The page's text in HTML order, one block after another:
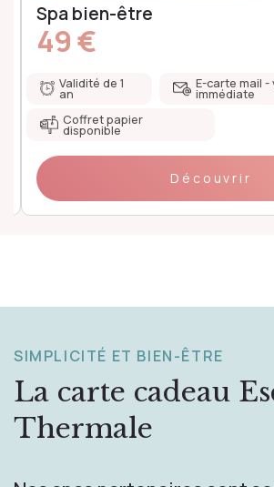
Spa bien-être
49 €
Validité de 1
an
E-carte mail -
immédiate
Coffret papier
disponible
Découvrir
SIMPLICITÉ ET BIEN-ÊTRE
La carte cadeau
Thermale